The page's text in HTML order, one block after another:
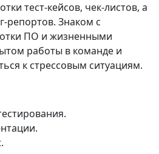
тест-кейсов, чек-листов, а
репортов. Знаком с
ПО и жизненными
работы в команде и
к стрессовым ситуациям.